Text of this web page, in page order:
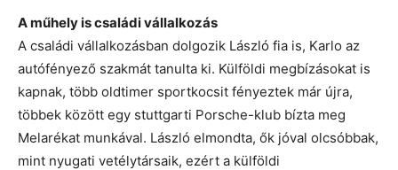
A műhely is családi vállalkozás
A családi vállalkozásban dolgozik László fia is, Karlo az
autófényező szakmát tanulta ki. Külföldi megbízásokat is
kapnak, több oldtimer sportkocsit fényeztek már újra,
többek között egy stuttgarti Porsche-klub bízta meg
Melarékat munkával. László elmondta, ők jóval olcsóbbak,
mint nyugati vetélytársaik, ezért a külföldi